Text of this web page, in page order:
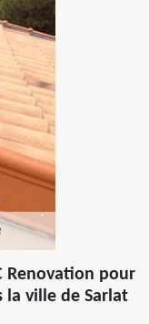
Renovation pour
la ville de Sarlat